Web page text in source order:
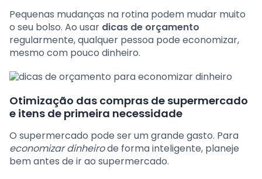
Pequenas mudanças na rotina podem mudar muito
o seu bolso. Ao usar dicas de orçamento
regularmente, qualquer pessoa pode economizar,
mesmo com pouco dinheiro.
Otimização das compras de supermercado
e itens de primeira necessidade
O supermercado pode ser um grande gasto. Para
economizar dinheirode forma inteligente, planeje
bem antes de ir ao supermercado.